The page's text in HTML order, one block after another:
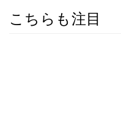
こちらも注目